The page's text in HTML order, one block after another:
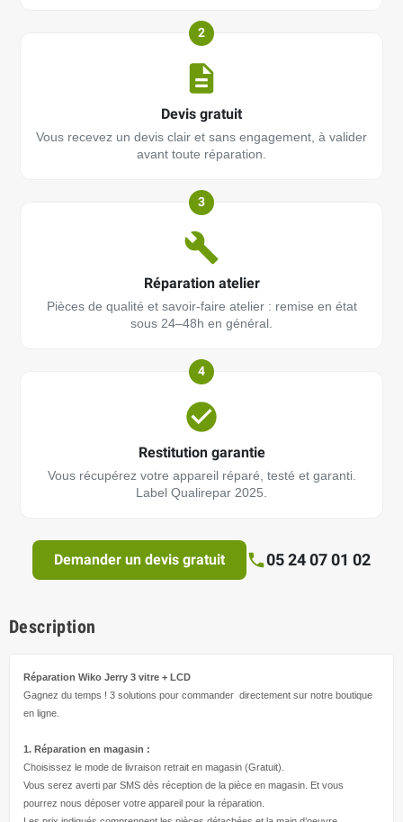
2
Devis gratuit
Vous recevez un devis clair et sans engagement, à valider
avant toute réparation.
3
Réparation atelier
Pièces de qualité et savoir-faire atelier : remise en état
sous 24–48h en général.
4
Restitution garantie
Vous récupérez votre appareil réparé, testé et garanti.
Label Qualirepar 2025.
Demander un devis gratuit 05 24 07 01 02
Description
Réparation Wiko Jerry 3 vitre + LCD
Gagnez du temps ! 3 solutions pour commander directement sur notre boutique
en ligne.
1. Réparation en magasin :
Choisissez le mode de livraison retrait en magasin (Gratuit).
Vous serez averti par SMS dès réception de la pièce en magasin. Et vous
pourrez nous déposer votre appareil pour la réparation.